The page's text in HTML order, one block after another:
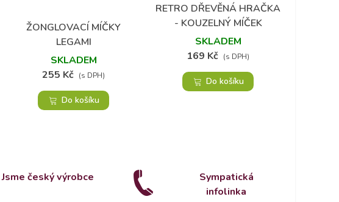
Přidat do oblíbených
ŽONGLOVACÍ MÍČKY
LEGAMI
SKLADEM
255 Kč (s DPH)
Do košíku
Přidat do oblíbených
RETRO DŘEVĚNÁ HRAČKA
- KOUZELNÝ MÍČEK
SKLADEM
169 Kč (s DPH)
Do košíku
Jsme český výrobce
Sympatická
infolinka